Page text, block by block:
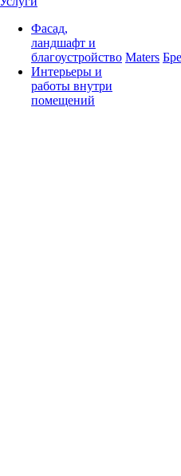
Фасад,
ландшафт и
благоустройство
Интерьеры и
работы внутри
помещений
Maters